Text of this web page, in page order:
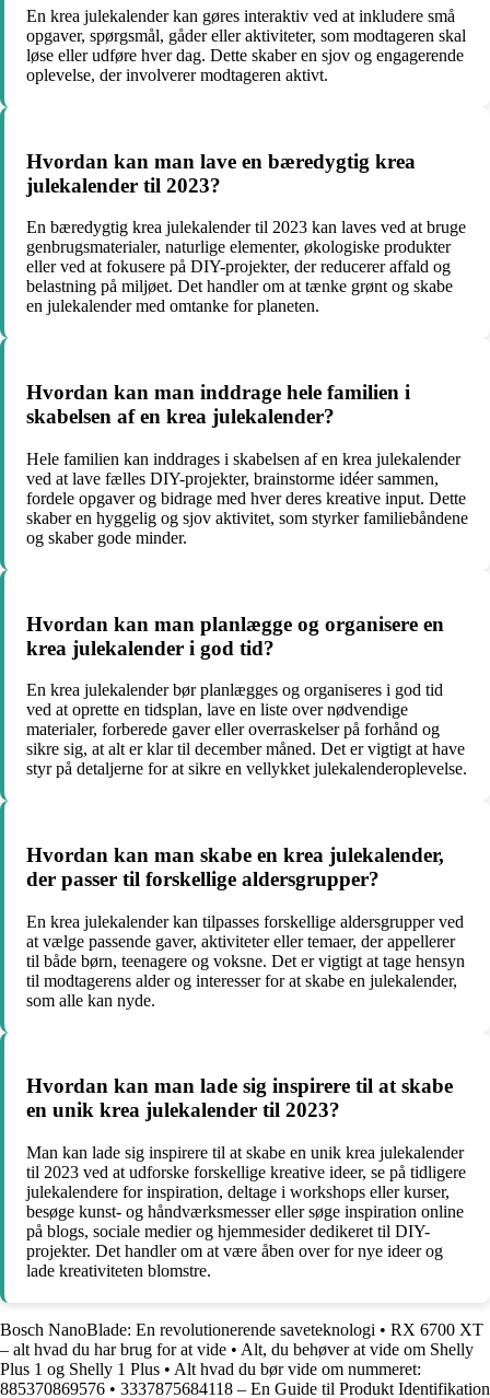
En krea julekalender kan gøres interaktiv ved at inkludere små
opgaver, spørgsmål, gåder eller aktiviteter, som modtageren skal
løse eller udføre hver dag. Dette skaber en sjov og engagerende
oplevelse, der involverer modtageren aktivt.
Hvordan kan man lave en bæredygtig krea
julekalender til 2023?
En bæredygtig krea julekalender til 2023 kan laves ved at bruge
genbrugsmaterialer, naturlige elementer, økologiske produkter
eller ved at fokusere på DIY-projekter, der reducerer affald og
belastning på miljøet. Det handler om at tænke grønt og skabe
en julekalender med omtanke for planeten.
Hvordan kan man inddrage hele familien i
skabelsen af en krea julekalender?
Hele familien kan inddrages i skabelsen af en krea julekalender
ved at lave fælles DIY-projekter, brainstorme idéer sammen,
fordele opgaver og bidrage med hver deres kreative input. Dette
skaber en hyggelig og sjov aktivitet, som styrker familiebåndene
og skaber gode minder.
Hvordan kan man planlægge og organisere en
krea julekalender i god tid?
En krea julekalender bør planlægges og organiseres i god tid
ved at oprette en tidsplan, lave en liste over nødvendige
materialer, forberede gaver eller overraskelser på forhånd og
sikre sig, at alt er klar til december måned. Det er vigtigt at have
styr på detaljerne for at sikre en vellykket julekalenderoplevelse.
Hvordan kan man skabe en krea julekalender,
der passer til forskellige aldersgrupper?
En krea julekalender kan tilpasses forskellige aldersgrupper ved
at vælge passende gaver, aktiviteter eller temaer, der appellerer
til både børn, teenagere og voksne. Det er vigtigt at tage hensyn
til modtagerens alder og interesser for at skabe en julekalender,
som alle kan nyde.
Hvordan kan man lade sig inspirere til at skabe
en unik krea julekalender til 2023?
Man kan lade sig inspirere til at skabe en unik krea julekalender
til 2023 ved at udforske forskellige kreative ideer, se på tidligere
julekalendere for inspiration, deltage i workshops eller kurser,
besøge kunst- og håndværksmesser eller søge inspiration online
på blogs, sociale medier og hjemmesider dedikeret til DIY-
projekter. Det handler om at være åben over for nye ideer og
lade kreativiteten blomstre.
Bosch NanoBlade: En revolutionerende saveteknologi • RX 6700 XT
– alt hvad du har brug for at vide • Alt, du behøver at vide om Shelly
Plus 1 og Shelly 1 Plus • Alt hvad du bør vide om nummeret:
885370869576 • 3337875684118 – En Guide til Produkt Identifikation